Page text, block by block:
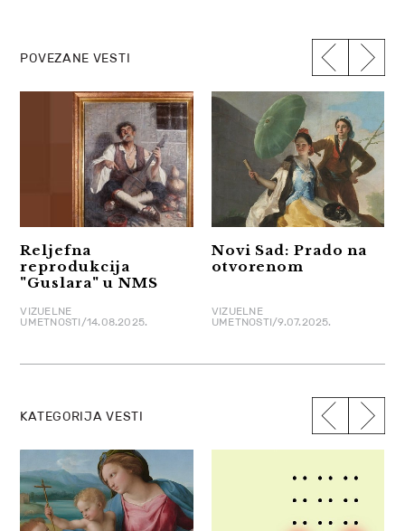
POVEZANE VESTI
Reljefna
reprodukcija
"Guslara" u NMS
VIZUELNE
UMETNOSTI/14.08.2025.
Novi Sad: Prado na
otvorenom
VIZUELNE
UMETNOSTI/9.07.2025.
KATEGORIJA VESTI